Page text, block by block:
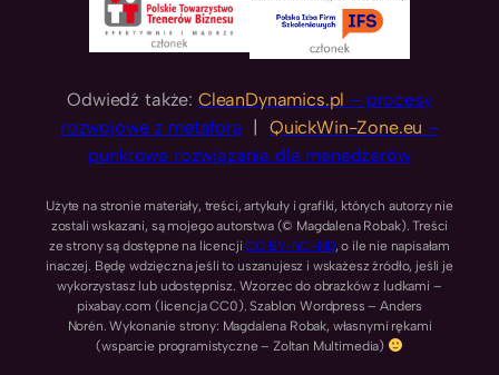
Odwiedź także: CleanDynamics.pl – procesy
rozwojowe z metaforą
QuickWin-Zone.eu –
punktowe rozwiązania dla menedżerów
Użyte na stronie materiały, treści, artykuły i grafiki, których autorzy nie
zostali wskazani, są mojego autorstwa (© Magdalena Robak). Treści
ze strony są dostępne na licencjiCC BY-NC-ND, o ile nie napisałam
inaczej. Będę wdzięczna jeśli to uszanujesz i wskażesz źródło, jeśli je
wykorzystasz lub udostępnisz. Wzorzec do obrazków z ludkami –
pixabay.com (licencja CC0). Szablon Wordpress – Anders
Norén. Wykonanie strony: Magdalena Robak, własnymi rękami
(wsparcie programistyczne – Zoltan Multimedia)